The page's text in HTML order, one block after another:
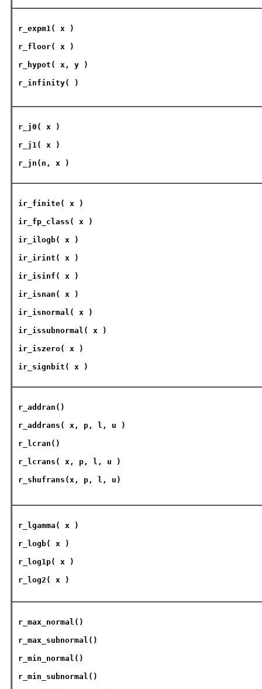
r_expm1 ( x )
r_floor( x )
r_hypot ( x, y )
r_infinity( )
r_j0( x )
r_j1( x )
r_jn(n, x )
ir_finite( x )
ir_fp_class ( x )
ir_ilogb( x )
ir_irint ( x )
ir_isinf ( x )
ir_isnan ( x )
ir_isnormal ( x )
ir_issubnormal ( x )
ir_iszero( x )
ir_signbit ( x )
r_addran ()
r_addrans ( x, p, l, u )
r_lcran ()
r_lcrans ( x, p, l, u )
r_shufrans (x, p, l, u)
r_lgamma( x )
r_logb( x )
r_log1p( x )
r_log2 ( x )
r_max_normal ()
r_max_subnormal ()
r_min_normal ()
r_min_subnormal ()